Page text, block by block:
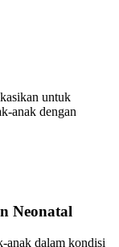
untuk
anak dengan
Neonatal
anak dalam kondisi